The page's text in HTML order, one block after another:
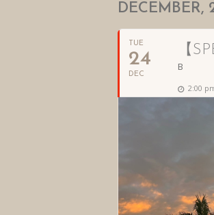
DECEMBER,
TUE
24
DEC
【
B
2:00